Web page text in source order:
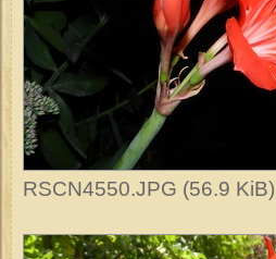
RSCN4550.JPG (56.9